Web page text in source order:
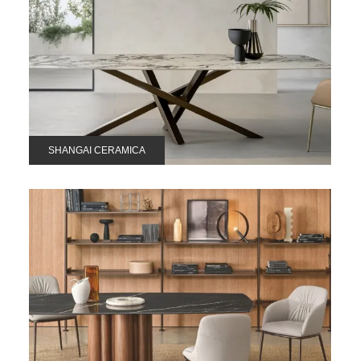
SHANGAI CERAMICA